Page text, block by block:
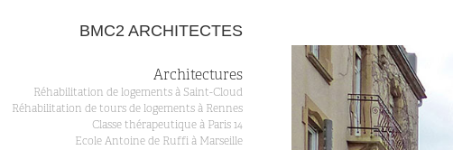
BMC2 ARCHITECTES
Architectures
Réhabilitation de logements à Saint-Cloud
Réhabilitation de tours de logements à Rennes
Classe thérapeutique à Paris 14
Ecole Antoine de Ruffi à Marseille